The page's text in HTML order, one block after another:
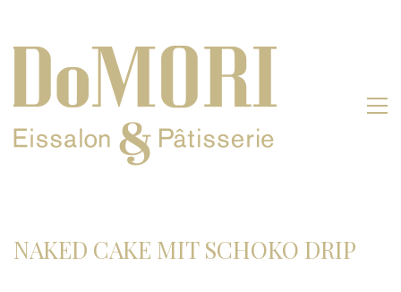
NAKED CAKE MIT SCHOKO DRIP